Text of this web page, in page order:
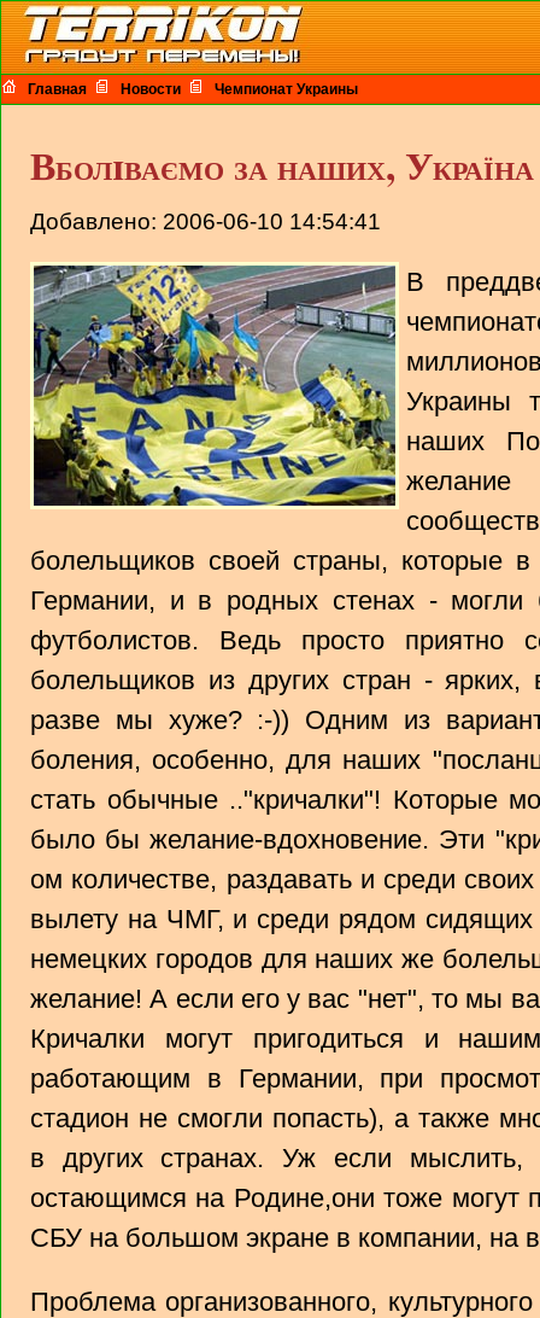
Главная Новости Чемпионат Украины
Вболiваємо за наших,
Добавлено: 2006-06-10 14:54:41
В
Украины
наших
желание
болельщиков своей страны, которые
Германии, и в родных стенах -
футболистов. Ведь просто приятно
болельщиков из других стран -
разве мы хуже? :-)) Одним из
боления, особенно, для наших
стать обычные .."кричалки"! Которые
было бы желание-вдохновение. Эти
ом количестве, раздавать и среди
вылету на ЧМГ, и среди рядом
немецких городов для наших же
желание! А если его у вас "нет", то мы
Кричалки могут пригодиться и
работающим в Германии, при
стадион не смогли попасть), а также
в других странах. Уж если
остающимся на Родине,они тоже могут
СБУ на большом экране в компании, на
Проблема организованного,